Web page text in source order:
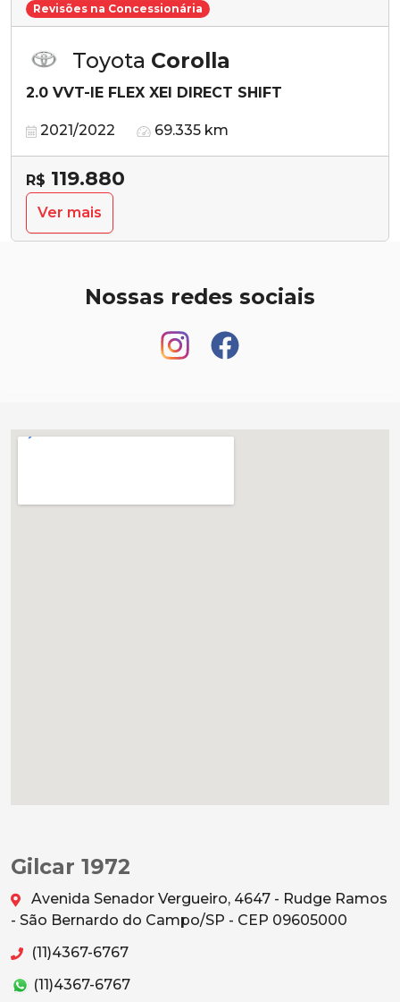
Revisões na Concessionária
Toyota Corolla
2.0 VVT-IE FLEX XEI DIRECT SHIFT
2021/2022 69.335 km
R$ 119.880
Ver mais
Nossas redes sociais
Gilcar 1972
Avenida Senador Vergueiro, 4647 - Rudge Ramos
- São Bernardo do Campo/SP - CEP 09605000
(11)4367-6767
(11)4367-6767